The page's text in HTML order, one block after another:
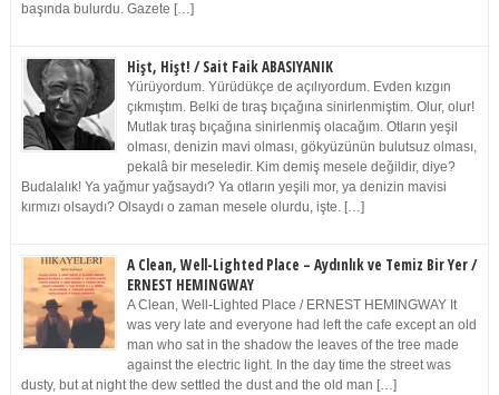
başında bulurdu. Gazete […]
Hişt, Hişt! / Sait Faik ABASIYANIK
Yürüyordum. Yürüdükçe de açılıyordum. Evden kızgın
çıkmıştım. Belki de tıraş bıçağına sinirlenmiştim. Olur, olur!
Mutlak tıraş bıçağına sinirlenmiş olacağım. Otların yeşil
olması, denizin mavi olması, gökyüzünün bulutsuz olması,
pekalâ bir meseledir. Kim demiş mesele değildir, diye?
Budalalık! Ya yağmur yağsaydı? Ya otların yeşili mor, ya denizin mavisi
kırmızı olsaydı? Olsaydı o zaman mesele olurdu, işte. […]
A Clean, Well-Lighted Place – Aydınlık ve Temiz Bir Yer /
ERNEST HEMINGWAY
A Clean, Well-Lighted Place / ERNEST HEMINGWAY It
was very late and everyone had left the cafe except an old
man who sat in the shadow the leaves of the tree made
against the electric light. In the day time the street was
dusty, but at night the dew settled the dust and the old man […]